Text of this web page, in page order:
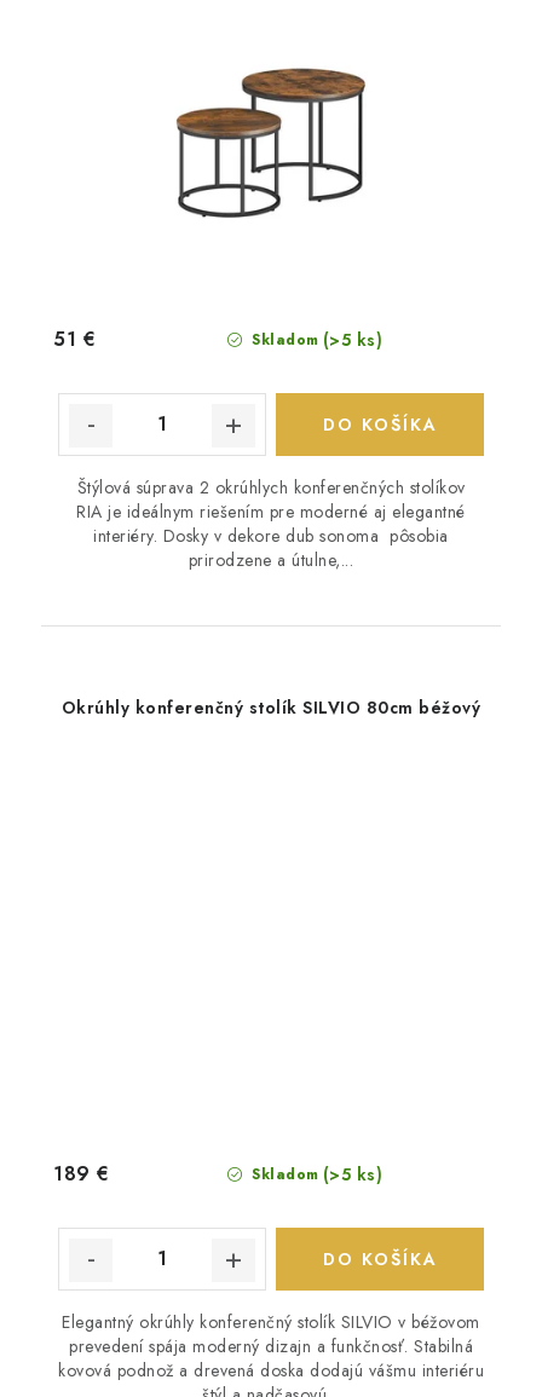
Skladom (>5 ks)
51 €
DO KOŠÍKA
Štýlová súprava 2 okrúhlych konferenčných stolíkov
RIA je ideálnym riešením pre moderné aj elegantné
interiéry. Dosky v dekore dub sonoma pôsobia
prirodzene a útulne,...
Okrúhly konferenčný stolík SILVIO 80cm béžový
Skladom (>5 ks)
189 €
DO KOŠÍKA
Elegantný okrúhly konferenčný stolík SILVIO v béžovom
prevedení spája moderný dizajn a funkčnosť. Stabilná
kovová podnož a drevená doska dodajú vášmu interiéru